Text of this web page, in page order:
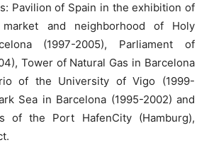
Pavilion of Spain in the exhibition of
market and neighborhood of Holy
(1997-2005), Parliament of
Tower of Natural Gas in Barcelona
of the University of Vigo (1999-
Sea in Barcelona (1995-2002) and
of the Port HafenCity (Hamburg),